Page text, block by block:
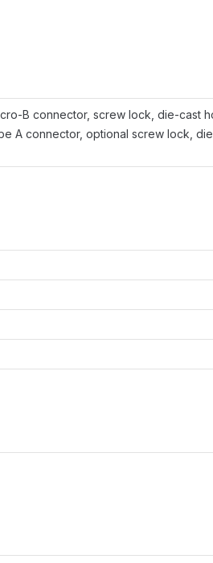
B connector, screw lock, die-cast
A connector, optional screw lock,